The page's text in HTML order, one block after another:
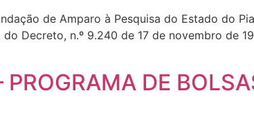
de Amparo à Pesquisa do Estado do
Decreto, n.º 9.240 de 17 de novembro de
DE